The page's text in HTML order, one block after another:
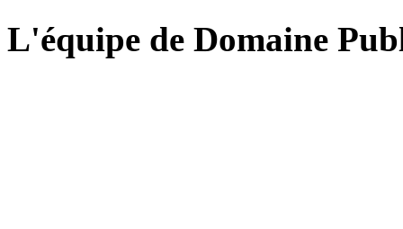
L'équipe de Domaine